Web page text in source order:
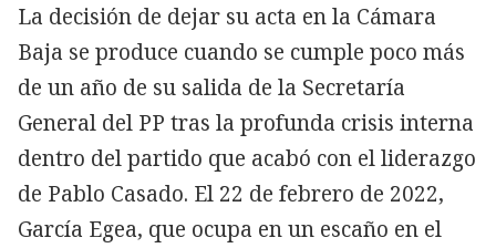
La decisión de dejar su acta en la Cámara
Baja se produce cuando se cumple poco más
de un año de su salida de la Secretaría
General del PP tras la profunda crisis interna
dentro del partido que acabó con el liderazgo
de Pablo Casado. El 22 de febrero de 2022,
García Egea, que ocupa en un escaño en el